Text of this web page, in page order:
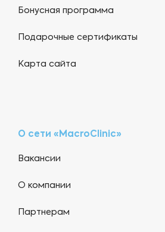
Бонусная программа
Подарочные сертификаты
Карта сайта
О сети «MacroClinic»
Вакансии
О компании
Партнерам